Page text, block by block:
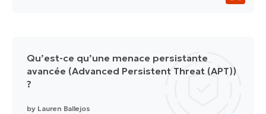
Qu’est-ce qu’une menace persistante
avancée (Advanced Persistent Threat (APT))
?
by Lauren Ballejos